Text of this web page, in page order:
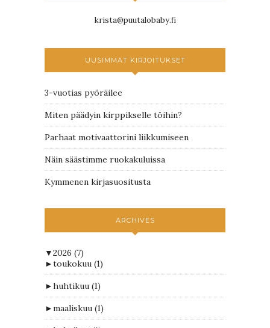
krista@puutalobaby.fi
UUSIMMAT KIRJOITUKSET
3-vuotias pyöräilee
Miten päädyin kirppikselle töihin?
Parhaat motivaattorini liikkumiseen
Näin säästimme ruokakuluissa
Kymmenen kirjasuositusta
ARCHIVES
▼2026 (7)
►toukokuu (1)
►huhtikuu (1)
►maaliskuu (1)